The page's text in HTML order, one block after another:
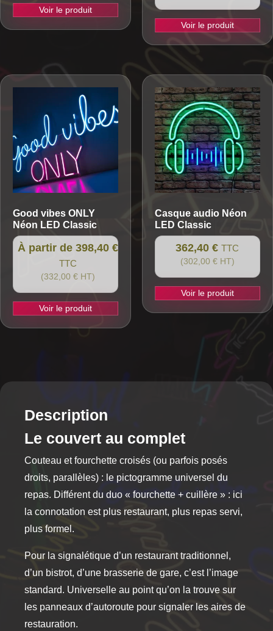
Voir le produit
Voir le produit
variations.
Les
options
peuvent
être
choisies
sur
page
du
produit
Good vibes ONLY
Néon LED Classic
À partir de 398,40 €
TTC
(332,00 € HT)
Voir le produit
variations.
options
page
produit
Casque audioNéon
LED Classic
362,40 € TTC
(302,00 € HT)
Voir le produit
Description
Le couvert au complet
Couteau et fourchette croisés (ou parfois posés
droits, parallèles) : le pictogramme universel du
repas. Différent du duo « fourchette + cuillère » : ici
la connotation est plus restaurant, plus repas servi,
plus formel.
Pour la signalétique d’un restaurant traditionnel,
d’un bistrot, d’une brasserie de gare, c’est l’image
standard. Universelle au point qu’on la trouve sur
les panneaux d’autoroute pour signaler les aires de
restauration.